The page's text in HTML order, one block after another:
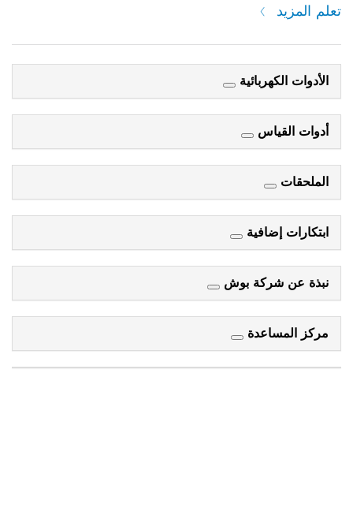
تعلم المزيد
الأدوات الكهربائية
أدوات القياس
الملحقات
ابتكارات إضافية
نبذة عن شركة بوش
مركز المساعدة